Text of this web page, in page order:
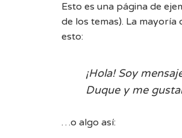
Esto es una página de
de los temas). La
esto:
¡Hola! Soy
Duque y me
…o algo así: